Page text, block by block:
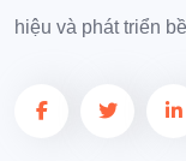
hiệu và phát triển